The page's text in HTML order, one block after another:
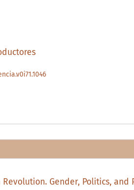
Gender, Politics, and